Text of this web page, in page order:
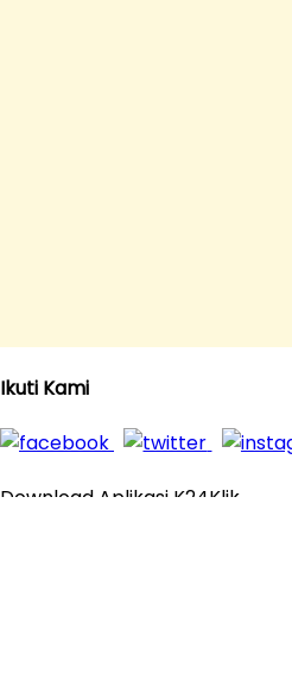
Ikuti Kami
Download Aplikasi K24Klik